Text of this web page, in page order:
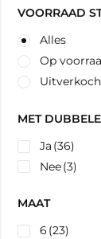
VOORRAAD
Alles
Op
MET
Ja (36)
Nee(3)
MAAT
6 (23)